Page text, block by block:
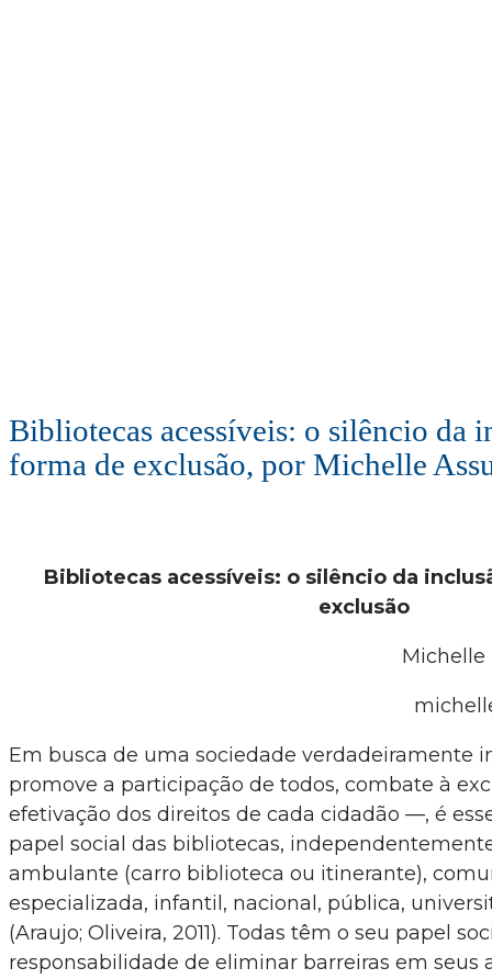
Bibliotecas acessíveis: o silêncio da
forma de exclusão, por Michelle
Bibliotecas acessíveis: o silêncio da
exclusão
Michelle
Em busca de uma sociedade verdadeiramente
promove a participação de todos, combate à
efetivação dos direitos de cada cidadão —, é
papel social das bibliotecas,
ambulante (carro biblioteca ou itinerante),
especializada, infantil, nacional, pública,
(Araujo; Oliveira, 2011). Todas têm o seu papel
responsabilidade de eliminar barreiras em seus